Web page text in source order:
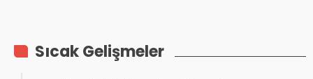
Sıcak Gelişmeler